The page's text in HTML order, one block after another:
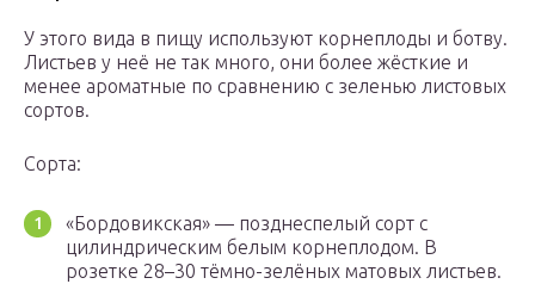
У этого вида в пищу используют корнеплоды и ботву.
Листьев у неё не так много, они более жёсткие и
менее ароматные по сравнению с зеленью листовых
сортов.
Сорта:
«Бордовикская» — позднеспелый сорт с
цилиндрическим белым корнеплодом. В
розетке 28–30 тёмно-зелёных матовых листьев.